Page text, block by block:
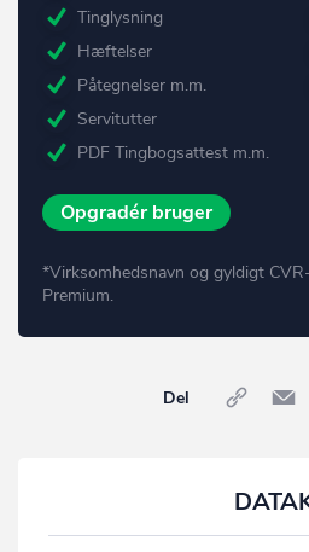
Tinglysning
Hæftelser
Påtegnelser m.m.
Servitutter
PDF Tingbogsattest m.m.
Opgradér bruger
*Virksomhedsnavn og gyldigt
Premium.
Del